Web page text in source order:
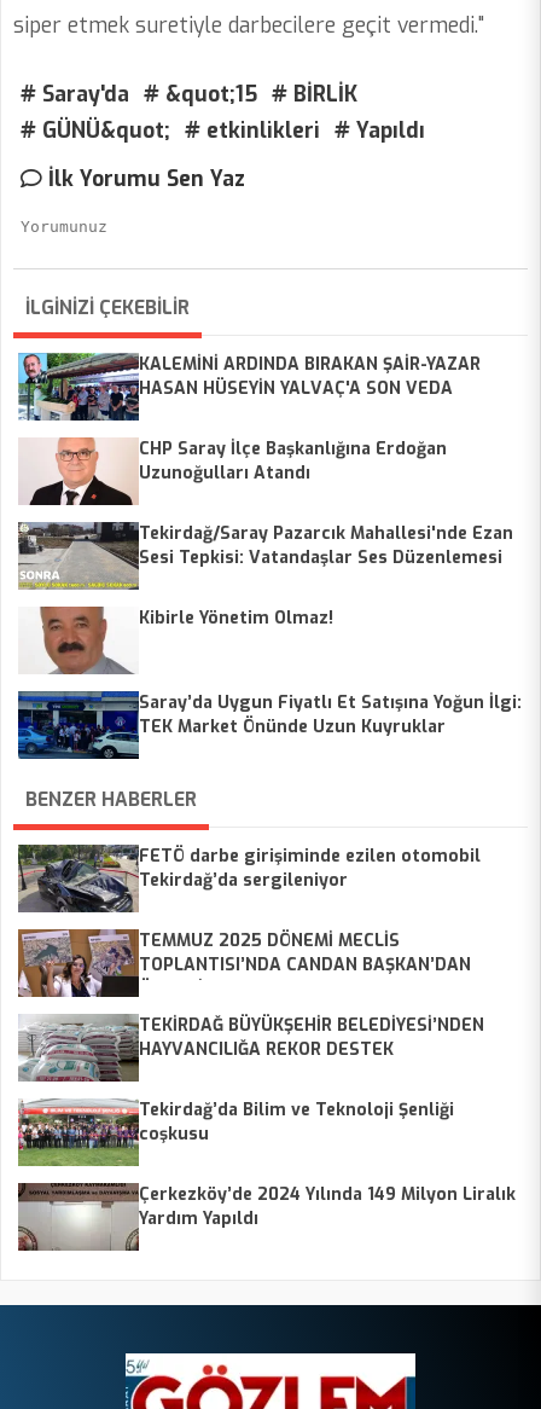
siper etmek suretiyle darbecilere geçit vermedi."
# Saray'da # &quot;15 # BİRLİK
# GÜNÜ&quot; # etkinlikleri # Yapıldı
İlk Yorumu Sen Yaz
İLGİNİZİ ÇEKEBİLİR
KALEMİNİ ARDINDA BIRAKAN ŞAİR-YAZAR
HASAN HÜSEYİN YALVAÇ'A SON VEDA
CHP Saray İlçe Başkanlığına Erdoğan
Uzunoğulları Atandı
Tekirdağ/Saray Pazarcık Mahallesi'nde Ezan
Sesi Tepkisi: Vatandaşlar Ses Düzenlemesi
Kibirle Yönetim Olmaz!
Saray’da Uygun Fiyatlı Et Satışına Yoğun İlgi:
TEK Market Önünde Uzun Kuyruklar
BENZER HABERLER
FETÖ darbe girişiminde ezilen otomobil
Tekirdağ’da sergileniyor
TEMMUZ 2025 DÖNEMİ MECLİS
TOPLANTISI’NDA CANDAN BAŞKAN’DAN
TEKİRDAĞ BÜYÜKŞEHİR BELEDİYESİ’NDEN
HAYVANCILIĞA REKOR DESTEK
Tekirdağ’da Bilim ve Teknoloji Şenliği
coşkusu
Çerkezköy’de 2024 Yılında 149 Milyon Liralık
Yardım Yapıldı